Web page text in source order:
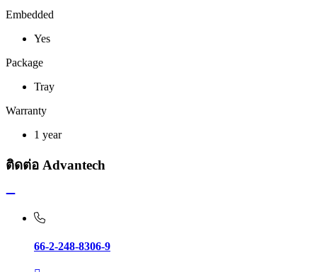
Embedded
Yes
Package
Tray
Warranty
1 year
ติดต่อ Advantech
66-2-248-8306-9